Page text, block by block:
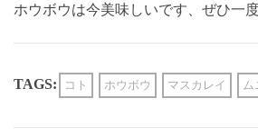
ホウボウは今美味しいです、ぜひ一
TAGS: コト ホウボウ マスカレイ